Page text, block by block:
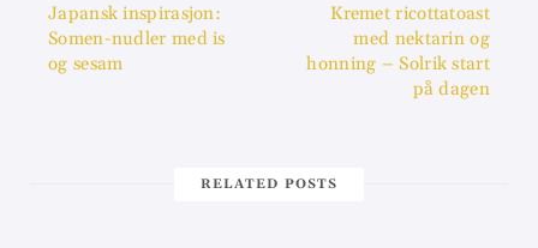
Japansk inspirasjon:
Somen-nudler med is
og sesam
Kremet ricottatoast
med nektarin og
honning – Solrik start
på dagen
RELATED POSTS